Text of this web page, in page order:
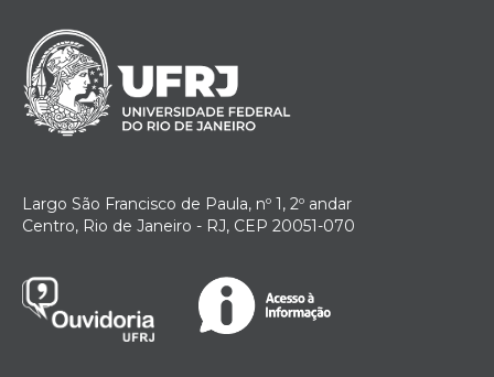
Largo São Francisco de Paula, nº 1, 2º andar
Centro, Rio de Janeiro - RJ, CEP 20051-070